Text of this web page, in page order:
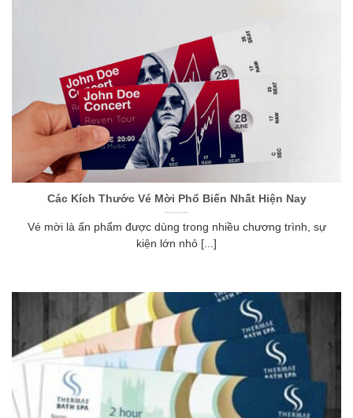
Các Kích Thước Vé Mời Phổ Biến Nhất Hiện Nay
Vé mời là ấn phẩm được dùng trong nhiều chương trình, sự
kiện lớn nhỏ [...]